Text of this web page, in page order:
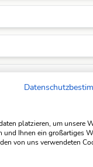
platzieren, um unsere
und Ihnen ein großartiges
von uns verwendeten